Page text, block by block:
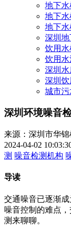
地下水
地下水
地下
深圳地
饮用水
饮用水
深圳水
深圳饮
城市污
深圳环境噪音
来源：深圳市华
2024-04-02
测 噪音检测机构
导读
交通噪音已逐渐
噪音控制的难点
测来聊聊。